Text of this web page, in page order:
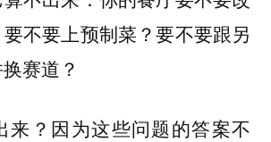
不要上预制菜？要不要跟另
赛道？
来？因为这些问题的答案不